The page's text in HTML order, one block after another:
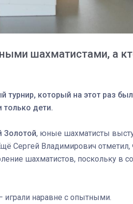
шахматистами, а
который на этот раз
только дети.
Золотой, юные шахматисты
Сергей Владимирович отметил,
шахматистов, поскольку в
играли наравне с опытными.